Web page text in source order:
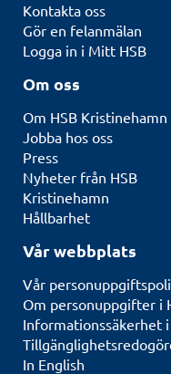
Kontakta oss
Gör en felanmälan
Logga in i Mitt HSB
Om oss
Om HSB Kristinehamn
Jobba hos oss
Press
Nyheter från HSB
Kristinehamn
Hållbarhet
Vår webbplats
Vår
Om personuppgifter i
Informationssäkerhet i
In English